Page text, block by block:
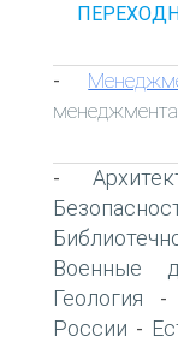
-
менеджмента
-
Военные
Геология -
России -